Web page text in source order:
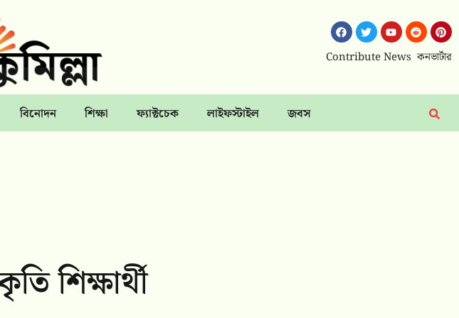
Contribute News কনভার্টার
বিনোদন শিক্ষা ফ্যাক্টচেক লাইফস্টাইল জবস
শিক্ষার্থী